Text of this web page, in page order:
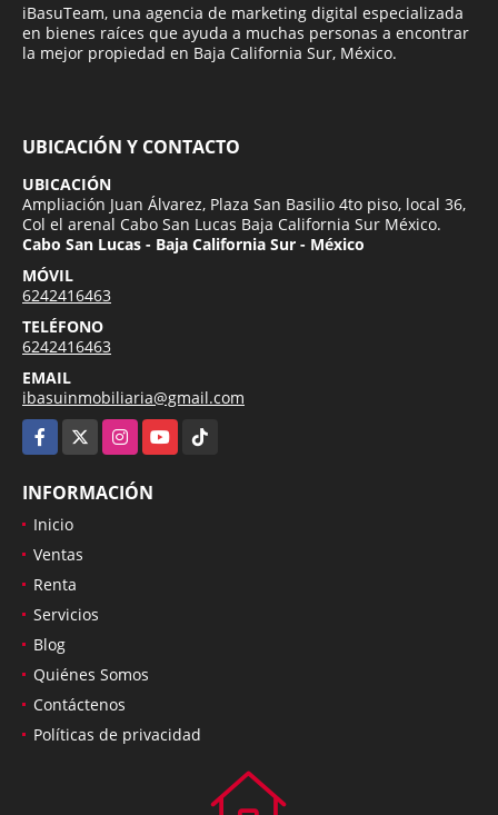
iBasuTeam, una agencia de marketing digital especializada
en bienes raíces que ayuda a muchas personas a encontrar
la mejor propiedad en Baja California Sur, México.
UBICACIÓN Y CONTACTO
UBICACIÓN
Ampliación Juan Álvarez, Plaza San Basilio 4to piso, local 36,
Col el arenal Cabo San Lucas Baja California Sur México.
Cabo San Lucas - Baja California Sur - México
MÓVIL
6242416463
TELÉFONO
6242416463
EMAIL
ibasuinmobiliaria@gmail.com
Facebook
InstagramYouTubeTikTok
INFORMACIÓN
Inicio
Ventas
Renta
Servicios
Blog
Quiénes Somos
Contáctenos
Políticas de privacidad